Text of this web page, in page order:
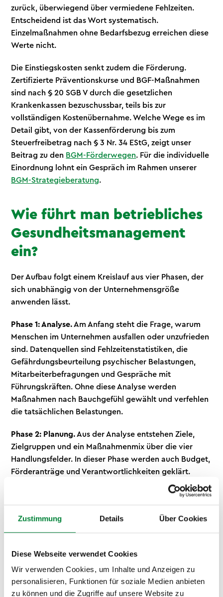
Zustimmung Details Über Cookies
Diese Webseite verwendet Cookies
Wir verwenden Cookies, um Inhalte und Anzeigen zu
personalisieren, Funktionen für soziale Medien anbieten
zu können und die Zugriffe auf unsere Website zu
zurück, überwiegend über vermiedene Fehlzeiten.
Entscheidend ist das Wort systematisch.
Einzelmaßnahmen ohne Bedarfsbezug erreichen diese
Werte nicht.
Die Einstiegskosten senkt zudem die Förderung.
Zertifizierte Präventionskurse und BGF-Maßnahmen
sind nach § 20 SGB V durch die gesetzlichen
Krankenkassen bezuschussbar, teils bis zur
vollständigen Kostenübernahme. Welche Wege es im
Detail gibt, von der Kassenförderung bis zum
Steuerfreibetrag nach § 3 Nr. 34 EStG, zeigt unser
Beitrag zu den BGM-Förderwegen. Für die individuelle
Einordnung lohnt ein Gespräch im Rahmen unserer
BGM-Strategieberatung.
Wie führt man betriebliches
Gesundheitsmanagement
ein?
Der Aufbau folgt einem Kreislauf aus vier Phasen, der
sich unabhängig von der Unternehmensgröße
anwenden lässt.
Phase 1: Analyse. Am Anfang steht die Frage, warum
Menschen im Unternehmen ausfallen oder unzufrieden
sind. Datenquellen sind Fehlzeitenstatistiken, die
Gefährdungsbeurteilung psychischer Belastungen,
Mitarbeiterbefragungen und Gespräche mit
Führungskräften. Ohne diese Analyse werden
Maßnahmen nach Bauchgefühl gewählt und verfehlen
die tatsächlichen Belastungen.
Phase 2: Planung. Aus der Analyse entstehen Ziele,
Zielgruppen und ein Maßnahmenmix über die vier
Handlungsfelder. In dieser Phase werden auch Budget,
Förderanträge und Verantwortlichkeiten geklärt.
Geschäftsführung, HR und Mitarbeitendenvertretung.
Phase 3: Umsetzung.
Die Maßnahmen starten,
idealerweise mit einem sichtbaren Auftakt wie einem
verankert, gefolgt von kontinuierlichen Formaten.
Kommunikation ist in dieser Phase der Erfolgsfaktor,
denn das beste Angebot wirkt nicht, wenn es niemand
kennt.